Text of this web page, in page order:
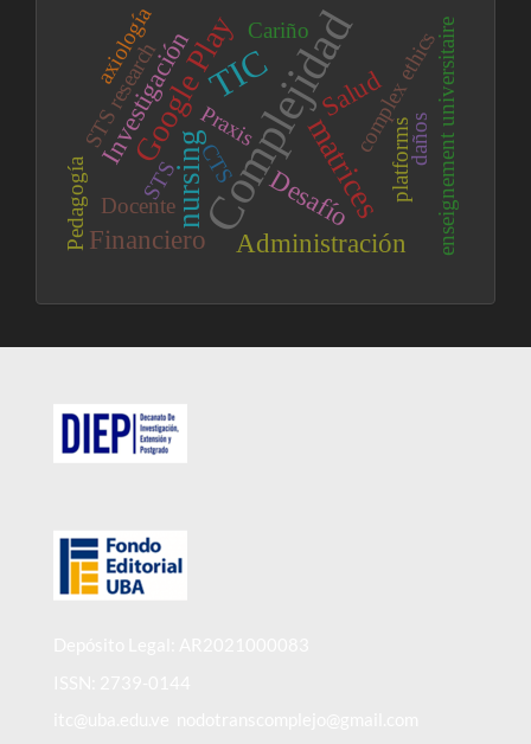
Complejidad
TIC
Google Play
nursing matrices
Salud
Financiero
Desafío
Investigación
Administración
complex ethics
STS research
Pedagogía STS CTS
Cariño
platforms
Docente
Praxis enseignement universitaire
axiología
daños